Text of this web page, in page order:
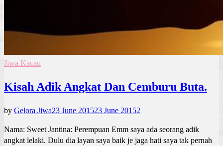
Jiwa Kacau
Kisah Adik Angkat Dan Cemburu Buta.
by Gelora Jiwa23 June 201523 June 20152
Nama: Sweet Jantina: Perempuan Emm saya ada seorang adik
angkat lelaki. Dulu dia layan saya baik je jaga hati saya tak pernah